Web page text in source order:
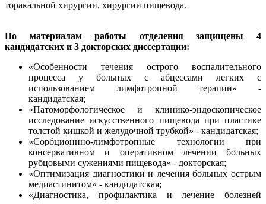
торакальной хирургии, хирургии пищевода.
По материалам работы отделения защищены 4
кандидатских и 3 докторских диссертации:
«Особенности течения острого воспалительного
процесса у больных с абцессами легких с
использованием лимфотропной терапии» -
кандидатская;
«Патоморфологическое и клинико-эндоскопическое
исследование искусственного пищевода при пластике
толстой кишкой и желудочной трубкой» - кандидатская;
«Сорбционнно-лимфотропные технологии при
консервативном и оперативном лечении больных
рубцовыми сужениями пищевода» - докторская;
«Оптимизация диагностики и лечения больных острым
медиастинитом» - кандидатская;
«Диагностика, профилактика и лечение болезней